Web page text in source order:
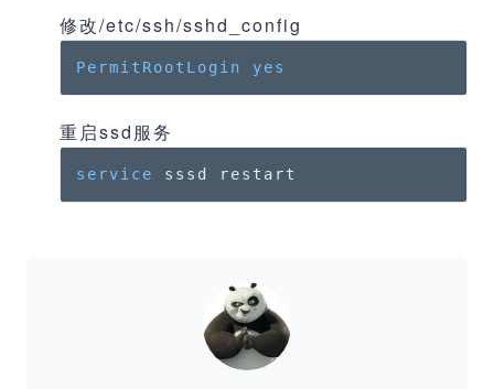
修改/etc/ssh/sshd_config
PermitRootLogin yes
重启ssd服务
service sssd restart